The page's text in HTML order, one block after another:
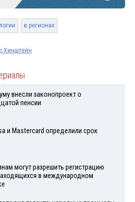
в регионах
Хинштейн
внесли законопроект о
пенсии
и Mastercard определили срок
могут разрешить регистрацию
в международном